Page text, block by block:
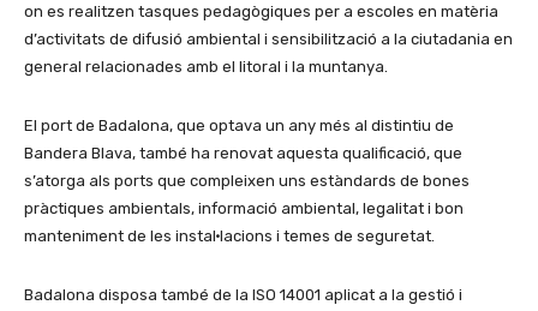
on es realitzen tasques pedagògiques per a escoles en matèria
d’activitats de difusió ambiental i sensibilització a la ciutadania en
general relacionades amb el litoral i la muntanya.
El port de Badalona, que optava un any més al distintiu de
Bandera Blava, també ha renovat aquesta qualificació, que
s’atorga als ports que compleixen uns estàndards de bones
pràctiques ambientals, informació ambiental, legalitat i bon
manteniment de les instal·lacions i temes de seguretat.
Badalona disposa també de la ISO 14001 aplicat a la gestió i